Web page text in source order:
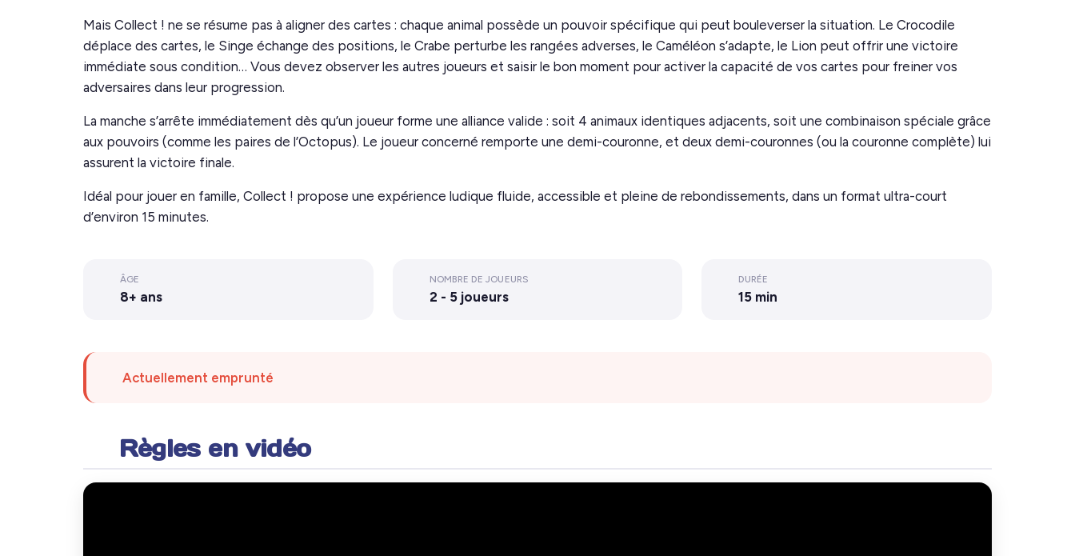
Mais Collect ! ne se résume pas à aligner des cartes : chaque animal possède un pouvoir spécifique qui peut bouleverser la situation. Le Crocodile
déplace des cartes, le Singe échange des positions, le Crabe perturbe les rangées adverses, le Caméléon s’adapte, le Lion peut offrir une victoire
immédiate sous condition… Vous devez observer les autres joueurs et saisir le bon moment pour activer la capacité de vos cartes pour freiner vos
adversaires dans leur progression.
La manche s’arrête immédiatement dès qu’un joueur forme une alliance valide : soit 4 animaux identiques adjacents, soit une combinaison spéciale grâce
aux pouvoirs (comme les paires de l’Octopus). Le joueur concerné remporte une demi-couronne, et deux demi-couronnes (ou la couronne complète) lui
assurent la victoire finale.
Idéal pour jouer en famille, Collect ! propose une expérience ludique fluide, accessible et pleine de rebondissements, dans un format ultra-court
d’environ 15 minutes.
ÂGE
8+ ans
NOMBRE DE JOUEURS
2 - 5 joueurs
DURÉE
15 min
Actuellement emprunté
Règles en vidéo